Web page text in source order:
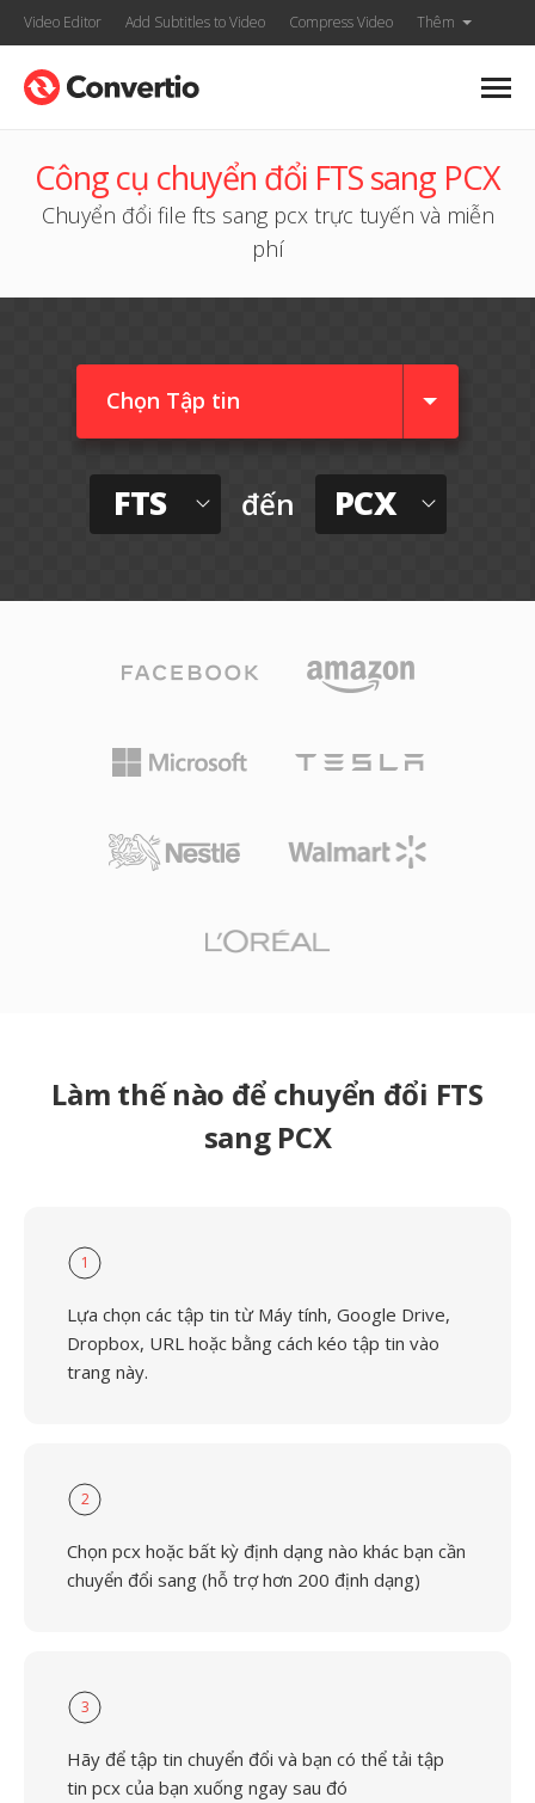
Video Editor Add Subtitles to Video Compress Video Thêm
Công cụ chuyển đổi FTS sang PCX
Chuyển đổi file fts sang pcx trực tuyến và miễn
phí
Chọn Tập tin
FTS đến PCX
Làm thế nào để chuyển đổi FTS
sang PCX
1
Lựa chọn các tập tin từ Máy tính, Google Drive,
Dropbox, URL hoặc bằng cách kéo tập tin vào
trang này.
2
Chọn pcx hoặc bất kỳ định dạng nào khác bạn cần
chuyển đổi sang (hỗ trợ hơn 200 định dạng)
3
Hãy để tập tin chuyển đổi và bạn có thể tải tập
tin pcx của bạn xuống ngay sau đó